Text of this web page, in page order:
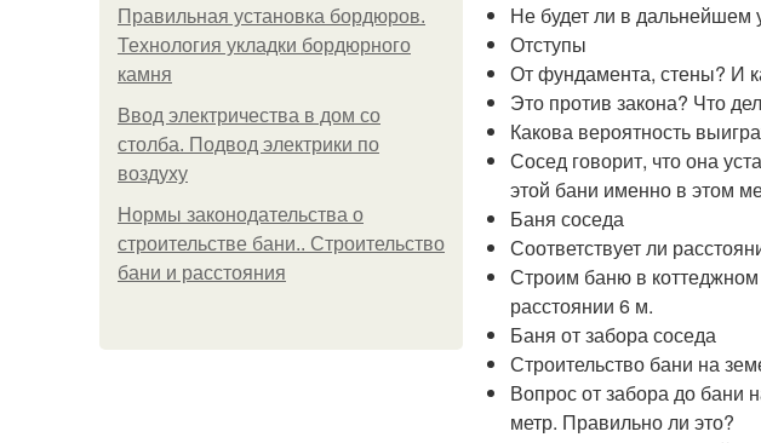
Правильная установка бордюров.
Технология укладки бордюрного
камня
Ввод электричества в дом со
столба. Подвод электрики по
воздуху
Нормы законодательства о
строительстве бани.. Строительство
бани и расстояния
Не будет ли в
Отступы
От фундамента, стены? И
Это против закона? Что
Какова вероятность
Сосед говорит, что она
этой бани именно в этом
Баня соседа
Соответствует ли
Строим баню в коттеджном
расстоянии 6 м.
Баня от забора соседа
Строительство бани на
Вопрос от забора до бани
метр. Правильно ли это?